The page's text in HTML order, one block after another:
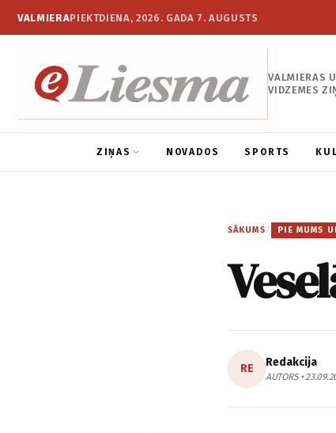
VALMIERAPIEKTDIENA, 2026. GADA 7. AUGUSTS
VALMIERAS
VIDZEMES
ZIŅAS NOVADOS SPORTS
SĀKUMS / PIE MUMS
RE Redakcija
AUTORS •